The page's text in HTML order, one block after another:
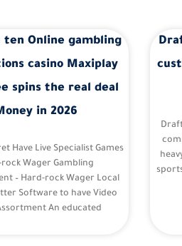
ten Online gambling
casino Maxiplay
spins the real deal
in 2026
Have Live Specialist Games
Wager Gambling
– Hard-rock Wager Local
Software to have Video
An educated